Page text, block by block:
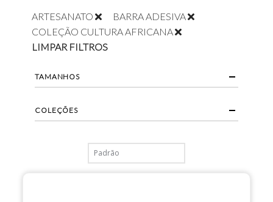
ARTESANATO
BARRA ADESIVA
COLEÇÃO CULTURA AFRICANA
LIMPAR FILTROS
TAMANHOS
COLEÇÕES